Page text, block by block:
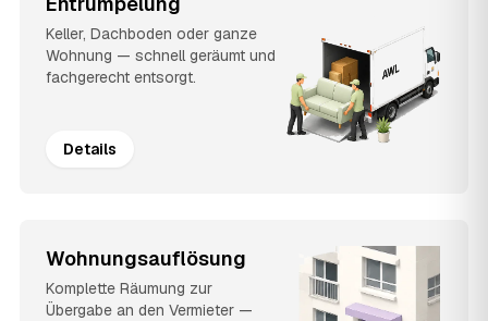
Keller, Dachboden oder ganze
Wohnung — schnell geräumt und
fachgerecht entsorgt.
Details
Wohnungsauflösung
Komplette Räumung zur
Übergabe an den Vermieter —